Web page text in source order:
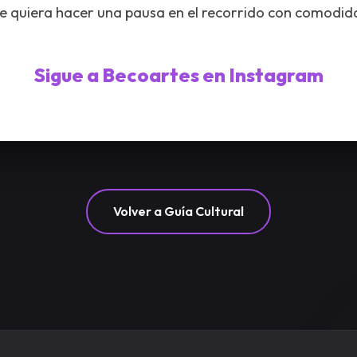
quiera hacer una pausa en el recorrido con
Sigue a Becoartes en Instagram
Volver a Guía Cultural